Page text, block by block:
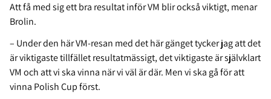
Att få med sig ett bra resultat inför VM blir också viktigt, menar
Brolin.
– Under den här VM-resan med det här gänget tycker jag att det
är viktigaste tillfället resultatmässigt, det viktigaste är självklart
VM och att vi ska vinna när vi väl är där. Men vi ska gå för att
vinna Polish Cup först.